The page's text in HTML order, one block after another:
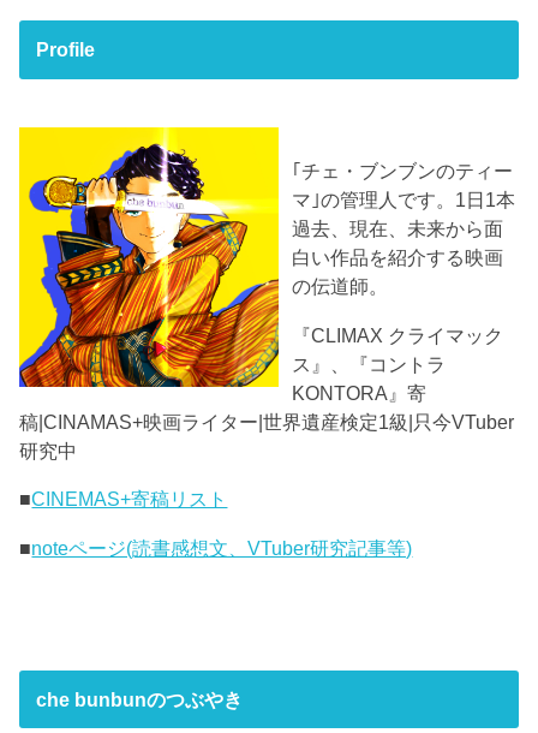
Profile
｢チェ・ブンブンのティー
マ｣の管理人です。1日1本
過去、現在、未来から面
白い作品を紹介する映画
の伝道師。
『CLIMAX クライマック
ス』、『コントラ
KONTORA』寄
稿|CINAMAS+映画ライター|世界遺産検定1級|只今VTuber
研究中
■CINEMAS+寄稿リスト
■noteページ(読書感想文、VTuber研究記事等)
che bunbunのつぶやき